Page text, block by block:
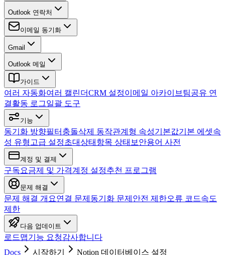
Outlook 연락처
이메일 동기화
Gmail
Outlook 메일
가이드
여러 자동화여러 캘린더CRM 설정이메일 아카이브 팀공유 연
결활동 로그일괄 도구
기능
동기화 방향필터 충돌삭제 동작관계형 속성기본값기본 에셋속
성 유형 고급 설정초대상태 항목 상태 보안용어 사전
계정 및 결제
구독요금제 및 가격계정 설정추천 프로그램
문제 해결
문제 해결 개요연결 문제 동기화 문제 안전 제한오류 코드속도
제한
다음 업데이트
로드맵기능 요청감사합니다
Docs
시작하기 Notion 데이터베이스 설정